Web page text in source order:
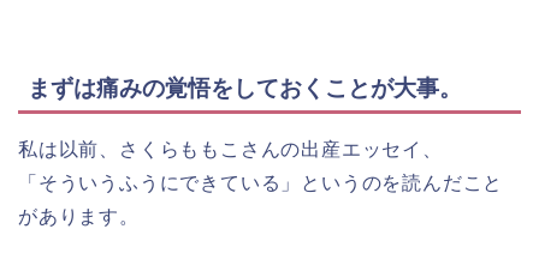
まずは痛みの覚悟をしておくことが大事。
私は以前、さくらももこさんの出産エッセイ、
「そういうふうにできている」というのを読んだこと
があります。